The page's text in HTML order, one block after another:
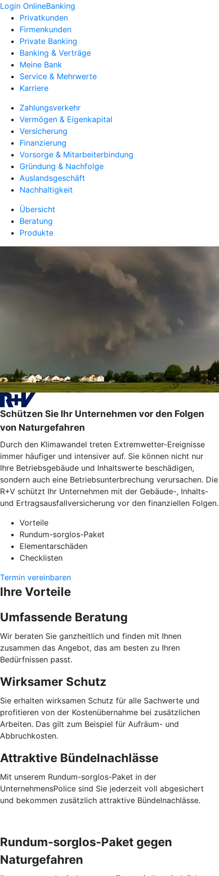
Login OnlineBanking
Privatkunden
Firmenkunden
Private Banking
Banking & Verträge
Meine Bank
Service & Mehrwerte
Karriere
Zahlungsverkehr
Vermögen & Eigenkapital
Versicherung
Finanzierung
Vorsorge & Mitarbeiterbindung
Gründung & Nachfolge
Auslandsgeschäft
Nachhaltigkeit
Übersicht
Beratung
Produkte
Schützen Sie Ihr Unternehmen vor den Folgen
von Naturgefahren
Durch den Klimawandel treten Extremwetter-Ereignisse
immer häufiger und intensiver auf. Sie können nicht nur
Ihre Betriebsgebäude und Inhaltswerte beschädigen,
sondern auch eine Betriebsunterbrechung verursachen. Die
R+V schützt Ihr Unternehmen mit der Gebäude-, Inhalts-
und Ertragsausfallversicherung vor den finanziellen Folgen.
Vorteile
Rundum-sorglos-Paket
Elementarschäden
Checklisten
Termin vereinbaren
Ihre Vorteile
Umfassende Beratung
Wir beraten Sie ganzheitlich und finden mit Ihnen
zusammen das Angebot, das am besten zu Ihren
Bedürfnissen passt.
Wirksamer Schutz
Sie erhalten wirksamen Schutz für alle Sachwerte und
profitieren von der Kostenübernahme bei zusätzlichen
Arbeiten. Das gilt zum Beispiel für Aufräum- und
Abbruchkosten.
Attraktive Bündelnachlässe
Mit unserem Rundum-sorglos-Paket in der
UnternehmensPolice sind Sie jederzeit voll abgesichert
und bekommen zusätzlich attraktive Bündelnachlässe.
Rundum-sorglos-Paket gegen
Naturgefahren